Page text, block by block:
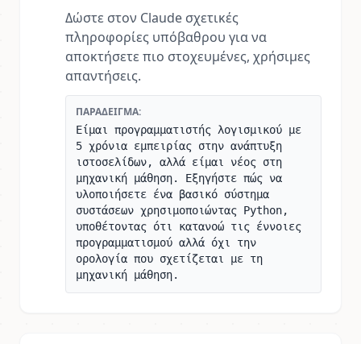
Δώστε στον Claude σχετικές
πληροφορίες υπόβαθρου για να
αποκτήσετε πιο στοχευμένες, χρήσιμες
απαντήσεις.
ΠΑΡΆΔΕΙΓΜΑ:
Είμαι προγραμματιστής λογισμικού με
5 χρόνια εμπειρίας στην ανάπτυξη
ιστοσελίδων, αλλά είμαι νέος στη
μηχανική μάθηση. Εξηγήστε πώς να
υλοποιήσετε ένα βασικό σύστημα
συστάσεων χρησιμοποιώντας Python,
υποθέτοντας ότι κατανοώ τις έννοιες
προγραμματισμού αλλά όχι την
ορολογία που σχετίζεται με τη
μηχανική μάθηση.